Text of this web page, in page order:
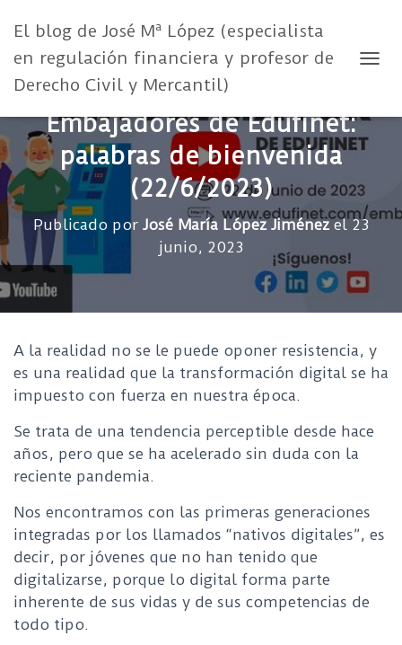
El blog de José Mª López (especialista
en regulación financiera y profesor de
Derecho Civil y Mercantil)
Embajadores de Edufinet:
palabras de bienvenida
(22/6/2023)
Publicado por José María López Jiménezel 23
junio, 2023
A la realidad no se le puede oponer resistencia, y
es una realidad que la transformación digital se ha
impuesto con fuerza en nuestra época.
Se trata de una tendencia perceptible desde hace
años, pero que se ha acelerado sin duda con la
reciente pandemia.
Nos encontramos con las primeras generaciones
integradas por los llamados “nativos digitales”, es
decir, por jóvenes que no han tenido que
digitalizarse, porque lo digital forma parte
inherente de sus vidas y de sus competencias de
todo tipo.